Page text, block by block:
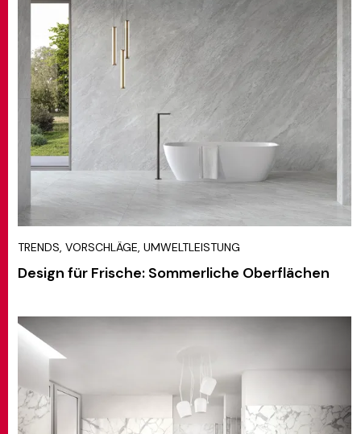
TRENDS, VORSCHLÄGE, UMWELTLEISTUNG
Design für Frische: Sommerliche Oberflächen